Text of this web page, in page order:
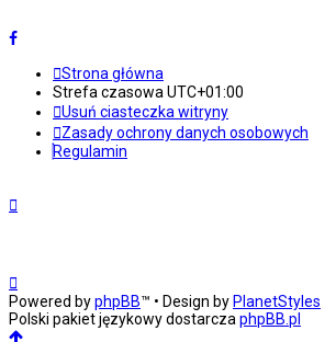
Strona główna
Strefa czasowa UTC+01:00
Usuń ciasteczka witryny
Zasady ochrony danych osobowych
Regulamin
Powered byphpBB™ • Design by PlanetStyles
Polski pakiet językowy dostarcza phpBB.pl